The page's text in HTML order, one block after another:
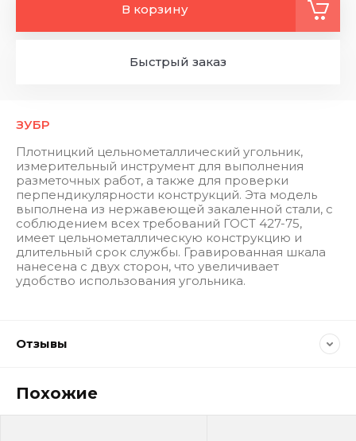
ЗУБР
Плотницкий цельнометаллический угольник,
измерительный инструмент для выполнения
разметочных работ, а также для проверки
перпендикулярности конструкций. Эта модель
выполнена из нержавеющей закаленной стали, с
соблюдением всех требований ГОСТ 427-75,
имеет цельнометаллическую конструкцию и
длительный срок службы. Гравированная шкала
нанесена с двух сторон, что увеличивает
удобство использования угольника.
В корзину
Быстрый заказ
Отзывы
Похожие